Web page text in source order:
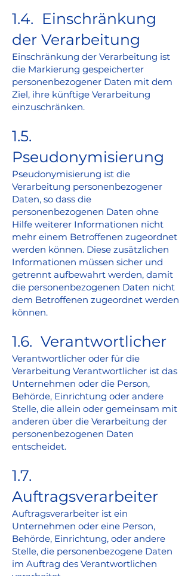
1.4. Einschränkung
der Verarbeitung
Einschränkung der Verarbeitung ist
die Markierung gespeicherter
personenbezogener Daten mit dem
Ziel, ihre künftige Verarbeitung
einzuschränken.
1.5.
Pseudonymisierung
Pseudonymisierung ist die
Verarbeitung personenbezogener
Daten, so dass die
personenbezogenen Daten ohne
Hilfe weiterer Informationen nicht
mehr einem Betroffenen zugeordnet
werden können. Diese zusätzlichen
Informationen müssen sicher und
getrennt aufbewahrt werden, damit
die personenbezogenen Daten nicht
dem Betroffenen zugeordnet werden
können.
1.6. Verantwortlicher
Verantwortlicher oder für die
Verarbeitung Verantwortlicher ist das
Unternehmen oder die Person,
Behörde, Einrichtung oder andere
Stelle, die allein oder gemeinsam mit
anderen über die Verarbeitung der
personenbezogenen Daten
entscheidet.
1.7.
Auftragsverarbeiter
Auftragsverarbeiter ist ein
Unternehmen oder eine Person,
Behörde, Einrichtung, oder andere
Stelle, die personenbezogene Daten
im Auftrag des Verantwortlichen